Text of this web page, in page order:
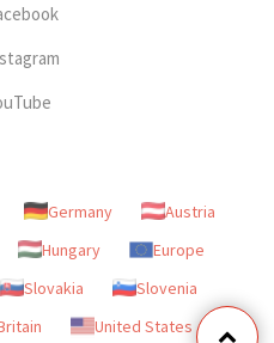
Germany
Austria
Hungary
Europe
Slovakia
Slovenia
United States